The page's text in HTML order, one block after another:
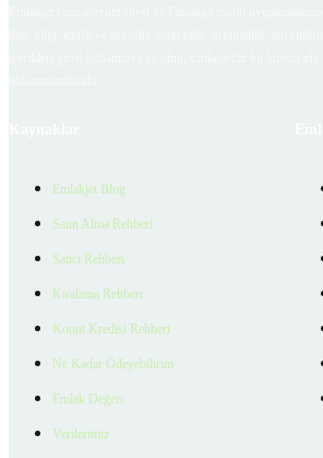
Emlakjet Blog
Satın Alma Rehberi
Satıcı Rehberi
Kiralama Rehberi
Konut Kredisi Rehberi
Ne Kadar Ödeyebilirim
Emlak Değeri
Verilerimiz